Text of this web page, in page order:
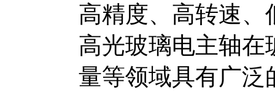
高精度、高转速、
高光玻璃电主轴在
量等领域具有广泛